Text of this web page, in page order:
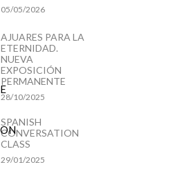
05/05/2026
AJUARES PARA LA
ETERNIDAD.
NUEVA
EXPOSICIÓN
PERMANENTE
28/10/2025
SPANISH
CONVERSATION
CLASS
29/01/2025